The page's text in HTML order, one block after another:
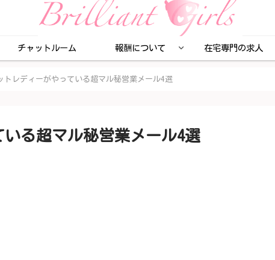
チャットルーム 報酬について 在宅専門の求人
トレディーがやっている超マル秘営業メール4選
る超マル秘営業メール4選